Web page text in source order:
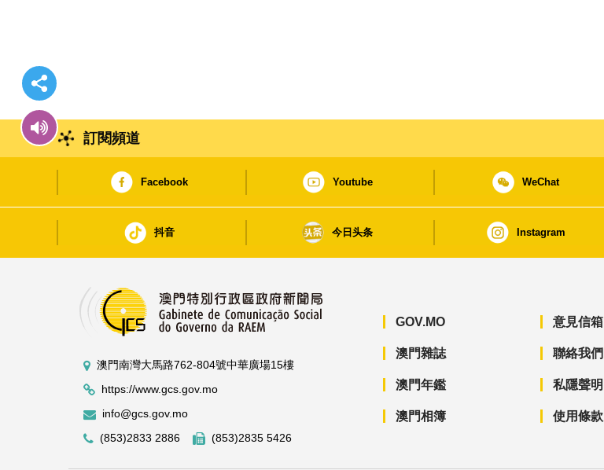
訂閱頻道
Facebook Youtube WeChat
抖音 今日头条 Instagram
澳門南灣大馬路762-804號中華廣場15樓
https://www.gcs.gov.mo
info@gcs.gov.mo
(853)2833 2886
(853)2835 5426
GOV.MO
澳門雜誌
澳門年鑑
澳門相簿
意見信箱
聯絡我們
私隱聲明
使用條款